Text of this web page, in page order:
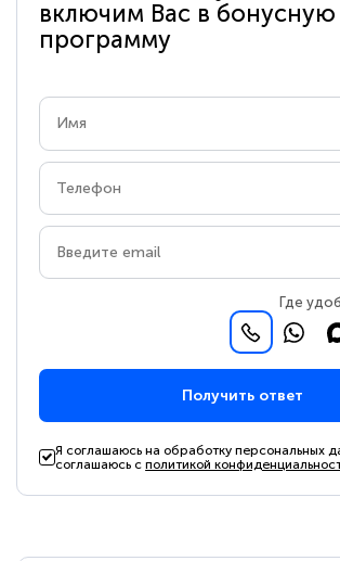
включим Вас в бонусную
программу
Где
Получить ответ
Я соглашаюсь на обработку персональных
соглашаюсь сполитикой